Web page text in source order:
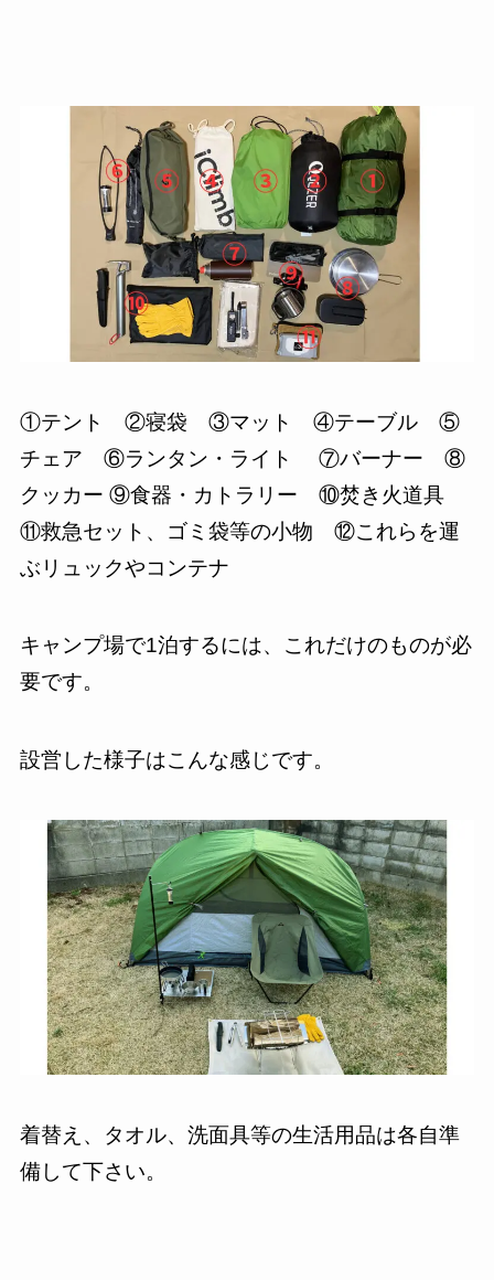
①テント ②寝袋 ③マット ④テーブル ⑤
チェア ⑥ランタン・ライト ⑦バーナー ⑧
クッカー ⑨食器・カトラリー ⑩焚き火道具
⑪救急セット、ゴミ袋等の小物 ⑫これらを運
ぶリュックやコンテナ
キャンプ場で1泊するには、これだけのものが必
要です。
設営した様子はこんな感じです。
着替え、タオル、洗面具等の生活用品は各自準
備して下さい。